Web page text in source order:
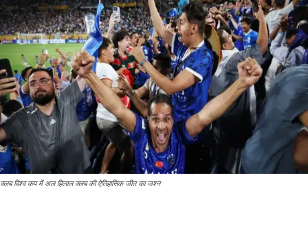
क्लब विश्व कप में अल हिलाल क्लब की ऐतिहासिक जीत का जश्न